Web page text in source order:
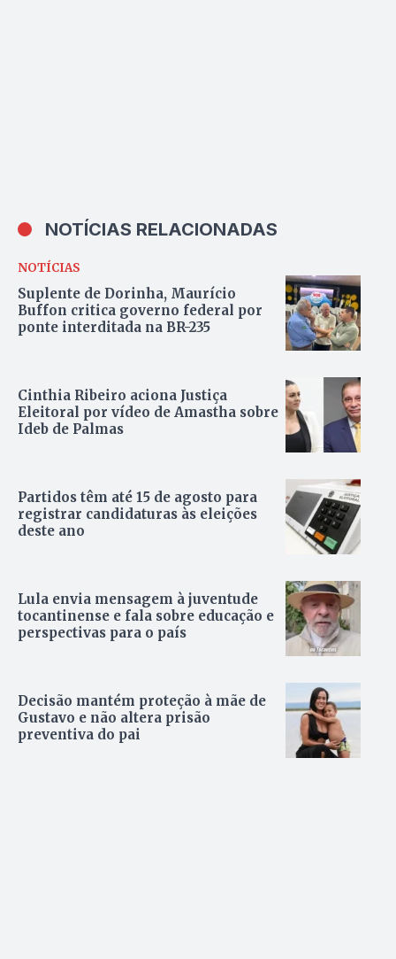
NOTÍCIAS RELACIONADAS
NOTÍCIAS
Suplente de Dorinha, Maurício
Buffon critica governo federal por
ponte interditada na BR-235
Cinthia Ribeiro aciona Justiça
Eleitoral por vídeo de Amastha sobre
Ideb de Palmas
Partidos têm até 15 de agosto para
registrar candidaturas às eleições
deste ano
Lula envia mensagem à juventude
tocantinense e fala sobre educação e
perspectivas para o país
Decisão mantém proteção à mãe de
Gustavo e não altera prisão
preventiva do pai